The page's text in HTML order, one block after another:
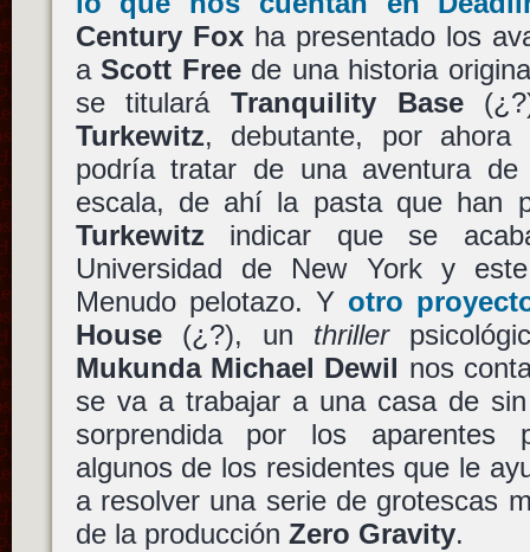
Century Foxha presentado los
aScott Freede una historia
se titulará Tranquility Base
Turkewitz, debutante, por
podría tratar de una aventura
escala, de ahí la pasta que han
Turkewitzindicar que se
Universidad de New York y
Menudo pelotazo. Y otro
House(¿?), un thriller
Mukunda Michael Dewil nos
se va a trabajar a una casa de
sorprendida por los aparentes
algunos de los residentes que le
a resolver una serie de grotescas
de la producción Zero Gravity.